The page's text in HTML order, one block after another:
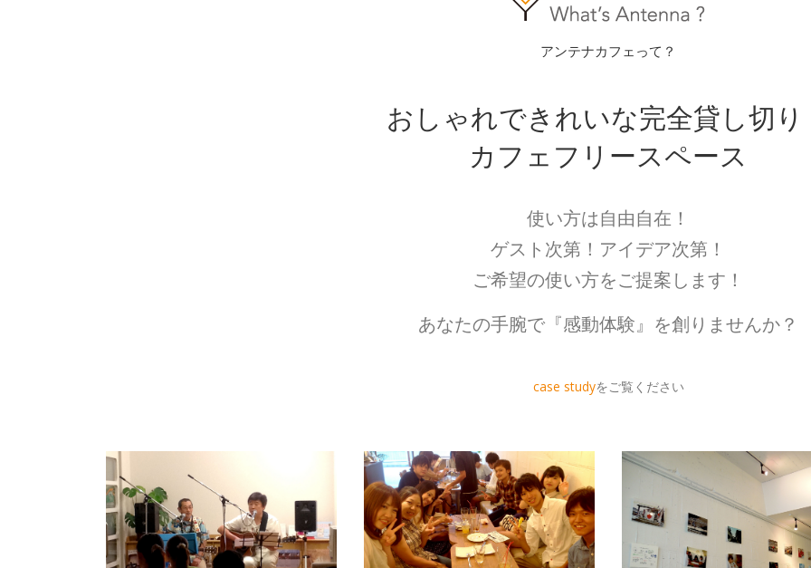
アンテナカフェって？
おしゃれできれいな完全貸し切り
カフェフリースペース
使い方は自由自在！
ゲスト次第！アイデア次第！
ご希望の使い方をご提案します！
あなたの手腕で『感動体験』を創りませんか？
case studyをご覧ください